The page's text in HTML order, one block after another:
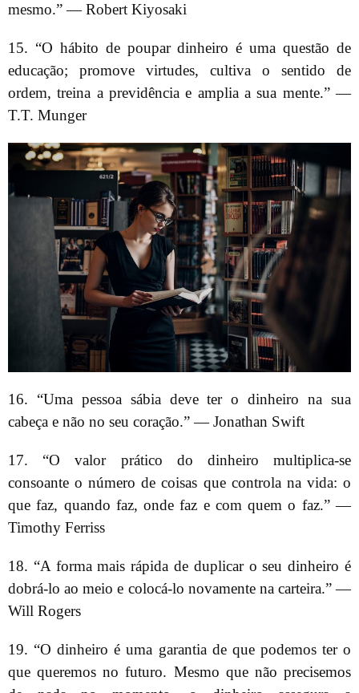
mesmo.” — Robert Kiyosaki
15. “O hábito de poupar dinheiro é uma questão de
educação; promove virtudes, cultiva o sentido de
ordem, treina a previdência e amplia a sua mente.” —
T.T. Munger
16. “Uma pessoa sábia deve ter o dinheiro na sua
cabeça e não no seu coração.” — Jonathan Swift
17. “O valor prático do dinheiro multiplica-se
consoante o número de coisas que controla na vida: o
que faz, quando faz, onde faz e com quem o faz.” —
Timothy Ferriss
18. “A forma mais rápida de duplicar o seu dinheiro é
dobrá-lo ao meio e colocá-lo novamente na carteira.” —
Will Rogers
19. “O dinheiro é uma garantia de que podemos ter o
que queremos no futuro. Mesmo que não precisemos